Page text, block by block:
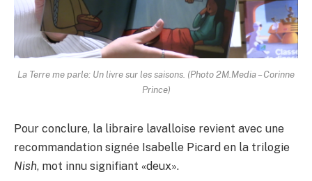
La Terre me parle: Un livre sur les saisons. (Photo 2M.Media – Corinne
Prince)
Pour conclure, la libraire lavalloise revient avec une
recommandation signée Isabelle Picard en la trilogie
Nish, mot innu signifiant «deux».